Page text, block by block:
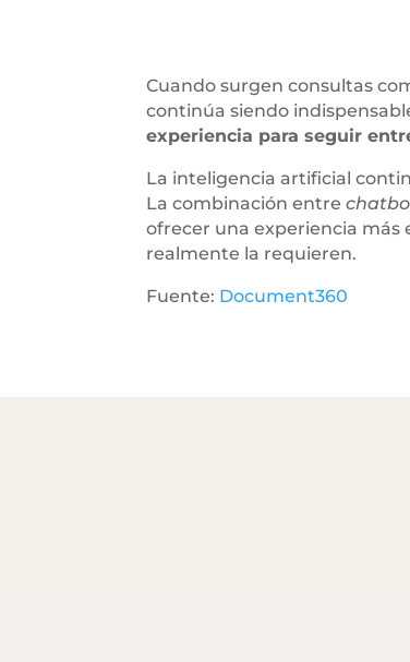
Cuando surgen consultas
continúa siendo
experiencia para seguir
La inteligencia artificial
La combinación entre
ofrecer una experiencia más
realmente la requieren.
Fuente: Document360